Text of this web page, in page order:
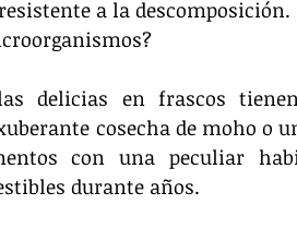
a la descomposición.
delicias en frascos
cosecha de moho o
con una peculiar
durante años.